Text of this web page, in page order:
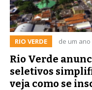
RIO VERDE de um
Rio Verde
seletivos
veja como se